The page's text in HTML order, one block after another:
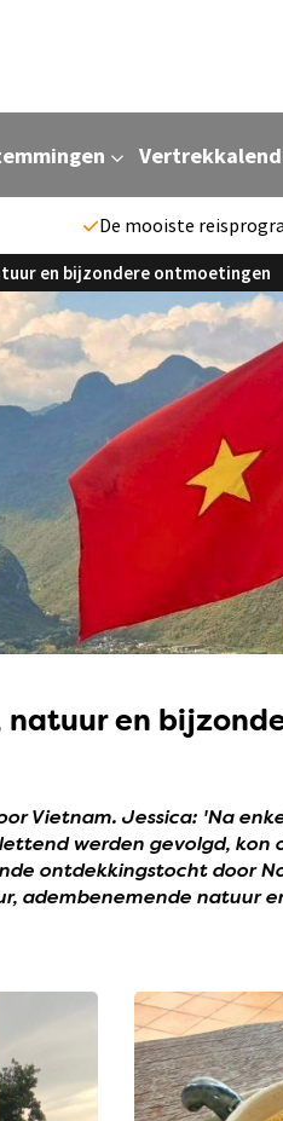
De mooiste
en bijzondere ontmoetingen
natuur en
Vietnam. Jessica: 'Na
werden gevolgd, kon
ontdekkingstocht door
adembenemende natuur